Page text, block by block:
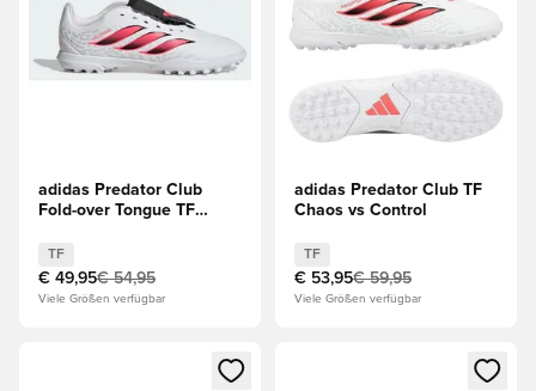
adidas Predator Club
Fold-over Tongue TF
TF
€ 49,95€ 54,95
Viele Größen verfügbar
adidas Predator Club TF
Chaos vs Control
TF
€ 53,95€ 59,95
Viele Größen verfügbar
Öffnet ein Fenster zum Anmelden oder Registrieren als
Öffnet ein Fenster zum